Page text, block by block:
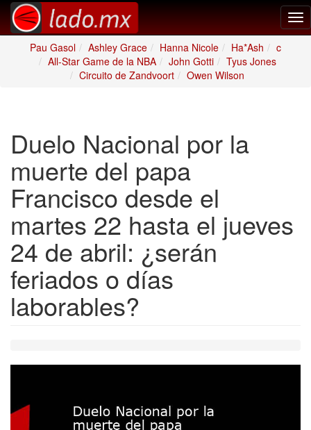
Pau Gasol
Ashley Grace Hanna Nicole Ha*Ash
c
All-Star Game de la NBA
John Gotti
Tyus Jones
Circuito de Zandvoort
Owen Wilson
Duelo Nacional por la
muerte del papa
Francisco desde el
martes 22 hasta el jueves
24 de abril: ¿serán
feriados o días
laborables?